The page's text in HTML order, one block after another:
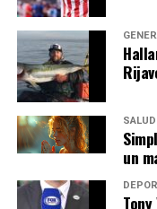
Desafíos y
A pesar de estos
enfrenta desafíos
por el aumento de
alimentos, sigue
El Banco de España
alcanzar el 4% a
poder adquisitivo de
SALUD
un